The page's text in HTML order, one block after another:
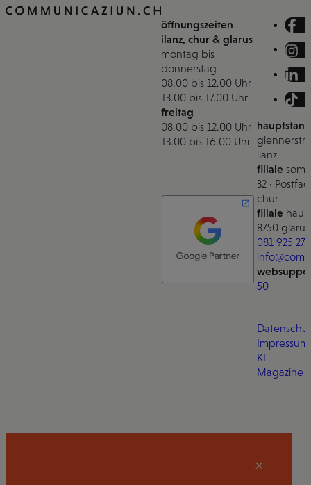
öffnungszeiten
ilanz, chur & glarus
montag bis
donnerstag
08.00 bis 12.00 Uhr
13.00 bis 17.00 Uhr
freitag
08.00 bis 12.00 Uhr
13.00 bis 16.00 Uhr
ilanz
filiale
32 ·
chur
filiale
8750 glarus
081 925 27
50
Impressum
KI
Magazine